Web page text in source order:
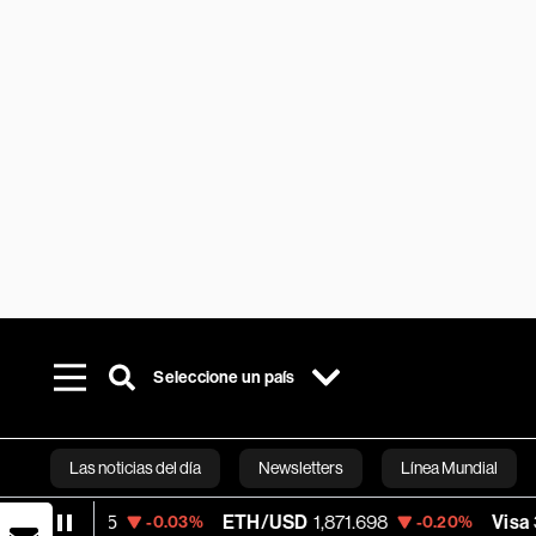
Seleccione un país
Las noticias del día Newsletters Línea Mundial
Bloomberg
ETH/USD 1,871.698 -0.20% Visa 369.31 -